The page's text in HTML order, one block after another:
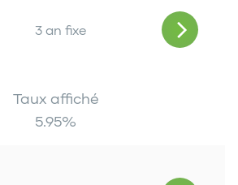
3 an fixe
Taux affiché
5.95%